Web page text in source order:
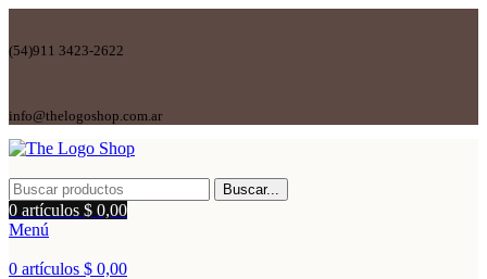
(54)911 3423-2622
info@thelogoshop.com.ar
Buscar...
0 artículos $ 0,00
Menú
0 artículos $ 0,00